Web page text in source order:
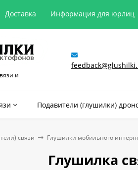
Доставка Информация для юрлиц
и
Подавители (глушилки)
связи Глушилки мобильного
Глушилка